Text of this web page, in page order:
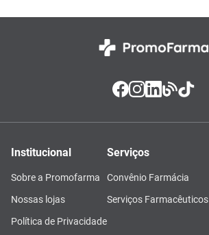
Institucional
Sobre a Promofarma
Nossas lojas
Política de Privacidade
Serviços
Convênio Farmácia
Serviços Farmacêuticos